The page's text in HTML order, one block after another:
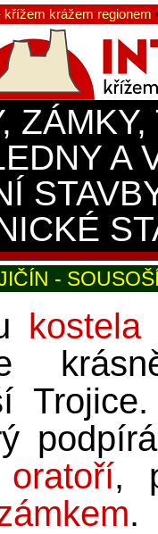
krážem regionem
A
-
kostela
,
.